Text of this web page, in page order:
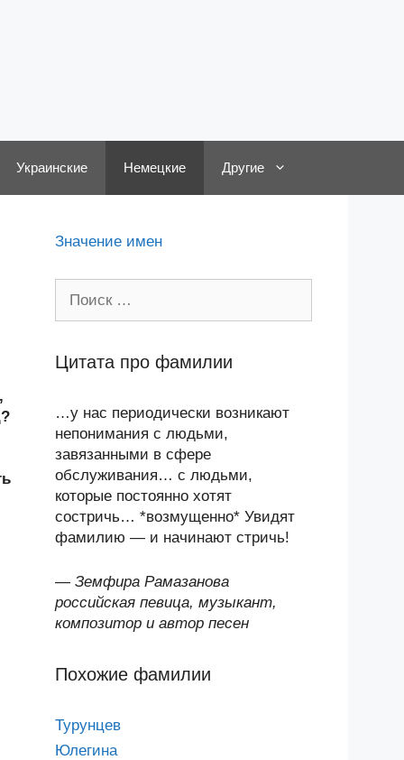
Украинские Немецкие Другие
Значение имен
Цитата про фамилии
…у нас периодически возникают
непонимания с людьми,
завязанными в сфере
обслуживания… с людьми,
которые постоянно хотят
состричь… *возмущенно* Увидят
фамилию — и начинают стричь!
— Земфира Рамазанова
российская певица, музыкант,
композитор и автор песен
Похожие фамилии
Турунцев
Юлегина